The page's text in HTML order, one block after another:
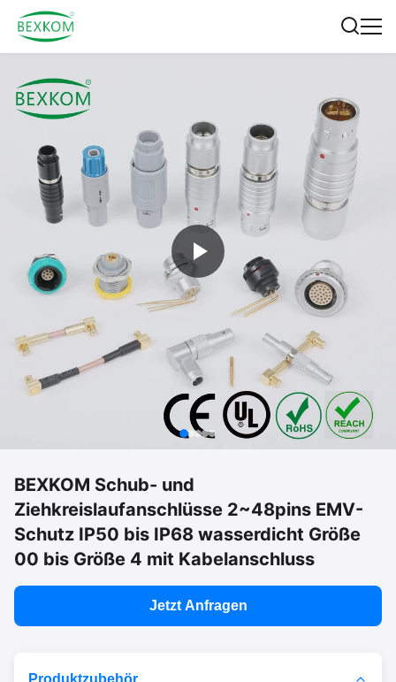
BEXKOM Schub- und
Ziehkreislaufanschlüsse 2~48pins EMV-
Schutz IP50 bis IP68 wasserdicht Größe
00 bis Größe 4 mit Kabelanschluss
Jetzt Anfragen
Produktzubehör